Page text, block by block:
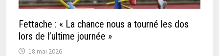
Fettache : « La chance nous a tourné les dos
lors de l’ultime journée »
18 mai 2026